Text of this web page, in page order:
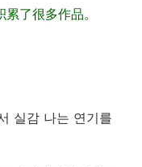
了很多作品。
실감 나는 연기를